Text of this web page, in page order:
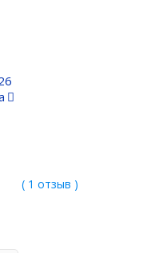
( 1 отзыв )